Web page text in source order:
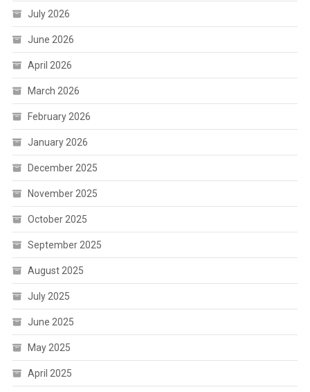
July 2026
June 2026
April 2026
March 2026
February 2026
January 2026
December 2025
November 2025
October 2025
September 2025
August 2025
July 2025
June 2025
May 2025
April 2025